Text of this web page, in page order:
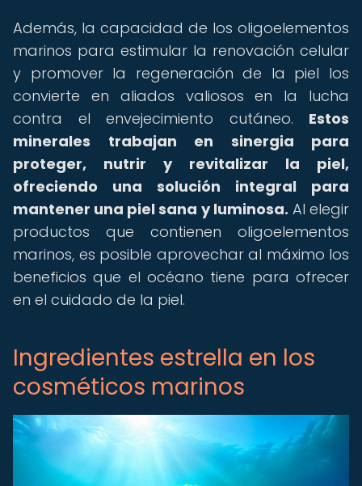
Además, la capacidad de los oligoelementos
marinos para estimular la renovación celular
y promover la regeneración de la piel los
convierte en aliados valiosos en la lucha
contra el envejecimiento cutáneo. Estos
minerales trabajan en sinergia para
proteger, nutrir y revitalizar la piel,
ofreciendo una solución integral para
mantener una piel sana y luminosa. Al elegir
productos que contienen oligoelementos
marinos, es posible aprovechar al máximo los
beneficios que el océano tiene para ofrecer
en el cuidado de la piel.
Ingredientes estrella en los
cosméticos marinos